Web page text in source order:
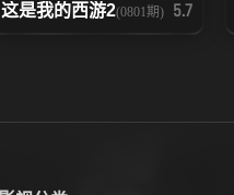
这是我的西游2(0801期) 5.7